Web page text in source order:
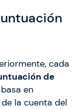
cada
de
en
de la cuenta del